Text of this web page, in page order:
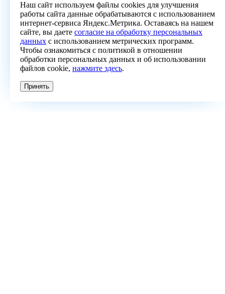
Наш сайт используем файлы cookies для улучшения
работы сайта данные обрабатываются с использованием
интернет-сервиса Яндекс.Метрика. Оставаясь на нашем
сайте, вы даете согласие на обработку персональных
данных с использованием метрических программ.
Чтобы ознакомиться с политикой в отношении
обработки персональных данных и об использовании
файлов cookie, нажмите здесь.
Принять